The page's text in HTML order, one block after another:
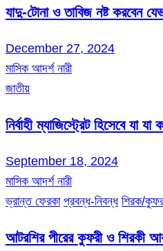
যাদু-টোনা ও তাবিজ নষ্ট করবেন
December 27, 2024
মাসিক আদর্শ নারী
জাতীয়
নির্বাহী ম্যাজিস্ট্রেট হিসেবে যা যা
September 18, 2024
মাসিক আদর্শ নারী
ভ্রান্ত ফেরকা প্রবন্ধ-নিবন্ধ শিরক/
আটরশির পীরের কুফরী ও শিরকী